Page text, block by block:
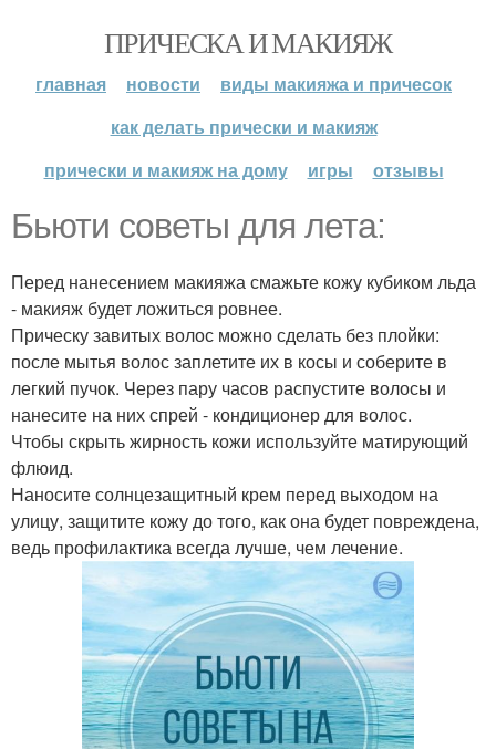
ПРИЧЕСКА И МАКИЯЖ
главная новости
виды макияжа и причесок
как делать прически и макияж
прически и макияж на дому
игры отзывы
Бьюти советы для лета:
Перед нанесением макияжа смажьте кожу кубиком льда
- макияж будет ложиться ровнее.
Прическу завитых волос можно сделать без плойки:
после мытья волос заплетите их в косы и соберите в
легкий пучок. Через пару часов распустите волосы и
нанесите на них спрей - кондиционер для волос.
Чтобы скрыть жирность кожи используйте матирующий
флюид.
Наносите солнцезащитный крем перед выходом на
улицу, защитите кожу до того, как она будет повреждена,
ведь профилактика всегда лучше, чем лечение.